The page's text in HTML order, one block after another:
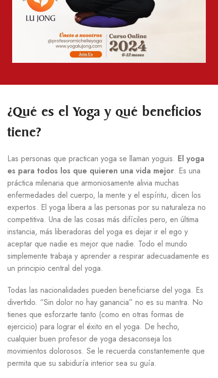
¿Qué es el Yoga y qué beneficios
tiene?
Las personas que practican yoga se llaman yoguis. El yoga
es para todos los que quieren una vida mejor. Es una
práctica milenaria que armoniosamente alivia muchas
enfermedades del cuerpo, la mente y el espíritu, dicen los
expertos. El yoga libera a las personas por su naturaleza no
competitiva. Una de las cosas más difíciles pero, en última
instancia, más liberadoras del yoga es dejar ir el ego y
aceptar que nadie es mejor que nadie. Todo el mundo
simplemente trabaja y aprender a respirar adecuadamente es
un principio central del yoga.
Todas las nacionalidades pueden beneficiarse del yoga. Es
divertido. “Sin dolor no hay ganancia” no es su mantra. No
tienes que esforzarte tanto (como en otras formas de
ejercicio) para lograr el éxito en el yoga. De hecho,
cualquier buen profesor de yoga desaconseja los
movimientos dolorosos. Se le recuerda constantemente que
permita que su sabiduría interior sea su guía.